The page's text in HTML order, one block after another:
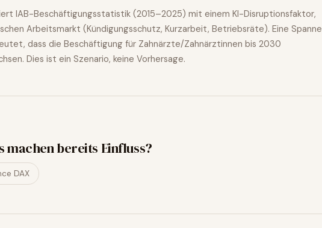
IAB-Beschäftigungsstatistik (2015–2025) mit einem KI-Disruptionsfaktor,
Arbeitsmarkt (Kündigungsschutz, Kurzarbeit, Betriebsräte). Eine Spanne
dass die Beschäftigung für Zahnärzte/Zahnärztinnen bis 2030
. Dies ist ein Szenario, keine Vorhersage.
machen bereits Einfluss?
DAX